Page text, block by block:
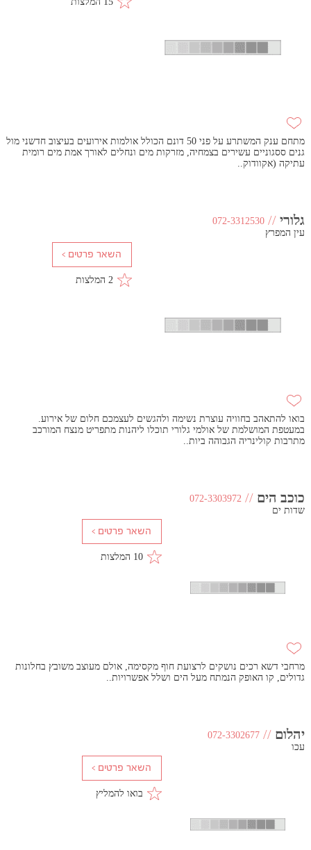
מתחם ענק המשתרע על פני 50 דונם הכולל אולמות אירועים בעיצוב חדשני מול
גנים ססגוניים עשירים בצמחיה, מזרקות מים ונחלים לאורך אמת מים רומית
עתיקה (אקוודוק..
גלורי //
072-3312530
עין המפרץ
2 המלצות
בואו להתאהב בחוויה עוצרת נשימה ולהגשים לעצמכם חלום של אירוע.
במעטפת המושלמת של אולמי גלורי תוכלו ליהנות מתפריט מנצח המורכב
מתרבות קולינריה הגבוהה ביות..
כוכב הים //
072-3303972
שדות ים
10 המלצות
מרחבי דשא רכים נושקים לרצועת חוף מקסימה, אולם מעוצב משובץ בחלונות
גדולים, קו האופק הנמתח מעל הים ושלל אפשרויות..
יהלום //
072-3302677
עכו
בואו להמליץ